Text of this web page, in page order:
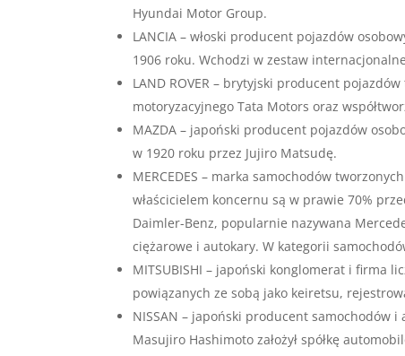
Hyundai Motor Group.
LANCIA – włoski producent pojazdów
1906 roku. Wchodzi w zestaw
LAND ROVER – brytyjski producent
motoryzacyjnego Tata Motors oraz
MAZDA – japoński producent pojazdów
w 1920 roku przez Jujiro Matsudę.
MERCEDES – marka samochodów
właścicielem koncernu są w prawie 70%
Daimler-Benz, popularnie nazywana
ciężarowe i autokary. W kategorii
MITSUBISHI – japoński konglomerat i firma
powiązanych ze sobą jako keiretsu,
NISSAN – japoński producent samochodów
Masujiro Hashimoto założył spółkę